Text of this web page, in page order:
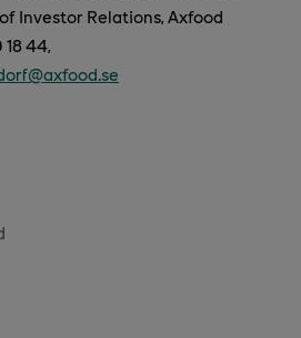
Investor Relations, Axfood
44,